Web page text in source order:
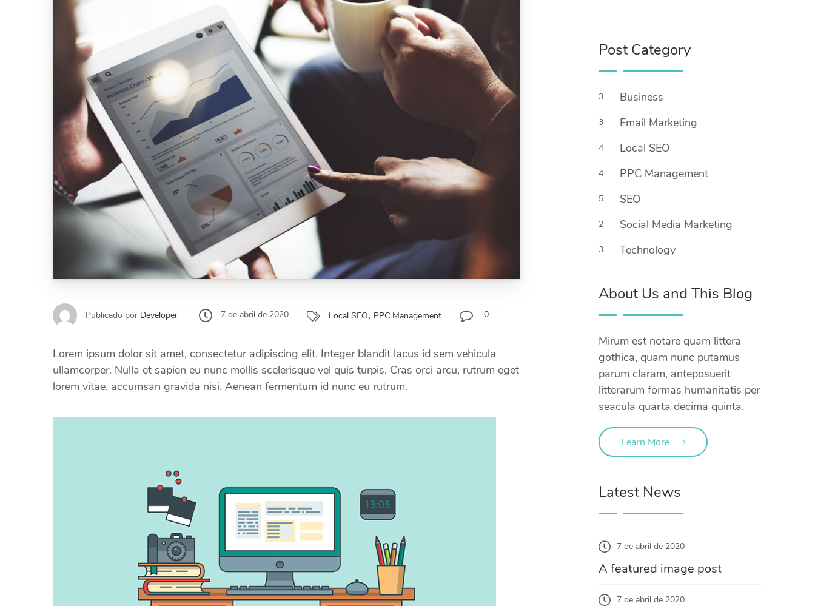
Publicado por Developer 7 de abril de 2020 Local SEO PPC Management 0
Lorem ipsum dolor sit amet, consectetur adipiscing elit. Integer blandit lacus id sem vehicula
ullamcorper. Nulla et sapien eu nunc mollis scelerisque vel quis turpis. Cras orci arcu, rutrum eget
lorem vitae, accumsan gravida nisi. Aenean fermentum id nunc eu rutrum.
Post Category
3 Business
3 Email Marketing
4 Local SEO
4 PPC Management
5 SEO
2 Social Media Marketing
3 Technology
About Us and This Blog
Mirum est notare quam littera
gothica, quam nunc putamus
parum claram, anteposuerit
litterarum formas humanitatis per
seacula quarta decima quinta.
Learn More
Latest News
7 de abril de 2020
A featured image post
7 de abril de 2020